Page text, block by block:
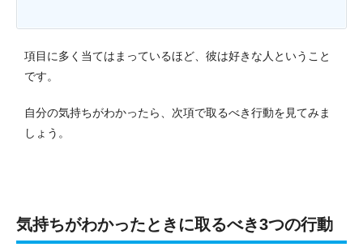
項目に多く当てはまっているほど、彼は好きな人ということ
です。
自分の気持ちがわかったら、次項で取るべき行動を見てみま
しょう。
気持ちがわかったときに取るべき3つの行動